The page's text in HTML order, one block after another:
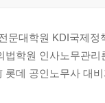
method) 84
의 선택 84
문대학원 KDI국제
법학원 인사노무관
롯데 공인노무사 대